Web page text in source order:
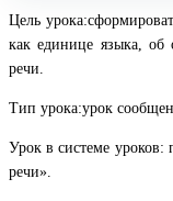
Цель
как единице языка, об
речи.
Тип урока:урок
Урок в системе уроков:
речи».